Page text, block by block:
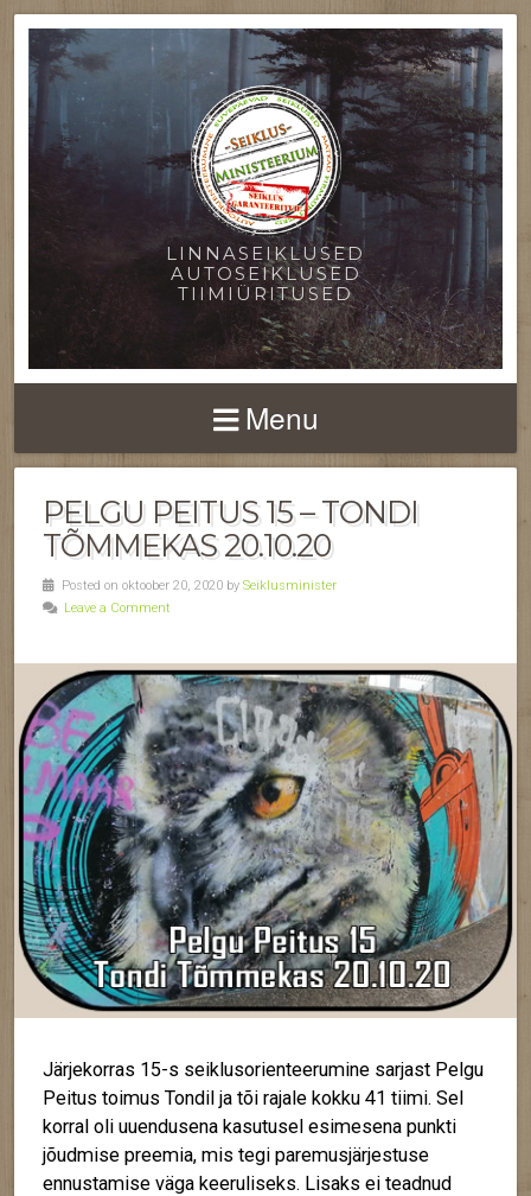
LINNASEIKLUSED
AUTOSEIKLUSED
TIIMIÜRITUSED
Menu
PELGU PEITUS 15 – TONDI
TÕMMEKAS 20.10.20
Posted on oktoober 20, 2020 by Seiklusminister
Leave a Comment
Järjekorras 15-s seiklusorienteerumine sarjast Pelgu
Peitus toimus Tondil ja tõi rajale kokku 41 tiimi. Sel
korral oli uuendusena kasutusel esimesena punkti
jõudmise preemia, mis tegi paremusjärjestuse
ennustamise väga keeruliseks. Lisaks ei teadnud